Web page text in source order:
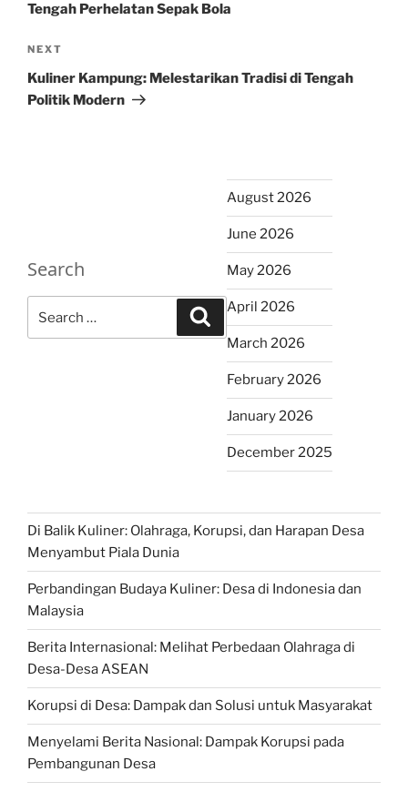
Tengah Perhelatan Sepak Bola
Next
Post
NEXT
Kuliner Kampung: Melestarikan Tradisi di Tengah
Politik Modern
Search
for:
Search
August 2026
June 2026
May 2026
April 2026
March 2026
February 2026
January 2026
December 2025
Di Balik Kuliner: Olahraga, Korupsi, dan Harapan Desa
Menyambut Piala Dunia
Perbandingan Budaya Kuliner: Desa di Indonesia dan
Malaysia
Berita Internasional: Melihat Perbedaan Olahraga di
Desa-Desa ASEAN
Korupsi di Desa: Dampak dan Solusi untuk Masyarakat
Menyelami Berita Nasional: Dampak Korupsi pada
Pembangunan Desa